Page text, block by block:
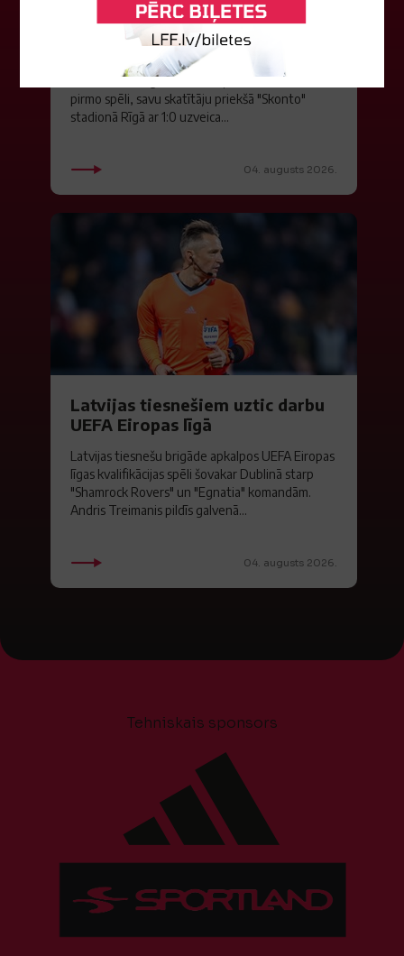
FK "Auda" pie eirokausu galda
turpina baudīt desertus
Otrdien Latvijas klubs FK "Auda" aizvadīja UEFA
Konferences līgas kvalifikācijas trešās kārtas
pirmo spēli, savu skatītāju priekšā "Skonto"
stadionā Rīgā ar 1:0 uzveica...
04. augusts 2026.
Latvijas tiesnešiem uztic darbu
UEFA Eiropas līgā
Latvijas tiesnešu brigāde apkalpos UEFA Eiropas
līgas kvalifikācijas spēli šovakar Dublinā starp
"Shamrock Rovers" un "Egnatia" komandām.
Andris Treimanis pildīs galvenā...
04. augusts 2026.
Tehniskais sponsors